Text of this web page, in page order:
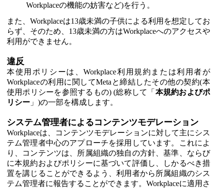
Workplaceの機能の妨害など)を行う。
また、Workplaceは13歳未満の子供による利用を想定してお
らず、そのため、13歳未満の方はWorkplaceへのアクセスや
利用ができません。
違反
本使用ポリシーは、Workplace利用規約または利用者が
Workplaceの利用に関してMetaと締結したその他の契約(本
使用ポリシーを参照するもの) (総称して「 本規約およびポ
リシー 」)の一部を構成します。
システム管理者によるコンテンツモデレーション
Workplaceは、コンテンツモデレーションに対して主にシス
テム管理者中心のアプローチを採用しています。これによ
り、コンテンツは、所属組織の独自の方針、基準、ならび
に本規約およびポリシーに基づいて評価し、しかるべき措
置を講じることができるよう、利用者から所属組織のシス
テム管理者に報告することができます。Workplaceに適用さ